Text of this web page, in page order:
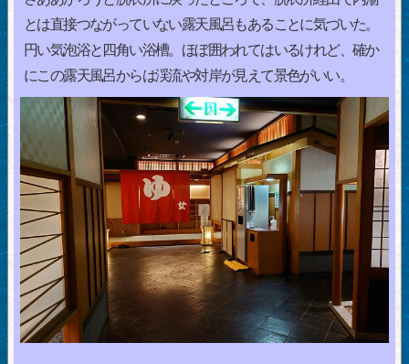
とは直接つながっていない露天風呂もあることに気づいた。
円い気泡浴と四角い浴槽。ほぼ囲われてはいるけれど、確か
にこの露天風呂からは渓流や対岸が見えて景色がいい。